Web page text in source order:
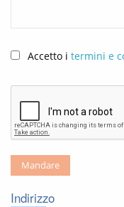
Accetto i termini e
Mandare
Indirizzo